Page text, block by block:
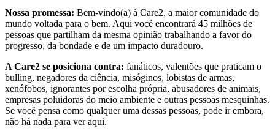
Nossa promessa: Bem-vindo(a) à Care2, a maior comunidade do
mundo voltada para o bem. Aqui você encontrará 45 milhões de
pessoas que partilham da mesma opinião trabalhando a favor do
progresso, da bondade e de um impacto duradouro.
A Care2 se posiciona contra: fanáticos, valentões que praticam o
bulling, negadores da ciência, misóginos, lobistas de armas,
xenófobos, ignorantes por escolha própria, abusadores de animais,
empresas poluidoras do meio ambiente e outras pessoas mesquinhas.
Se você pensa como qualquer uma dessas pessoas, pode ir embora,
não há nada para ver aqui.